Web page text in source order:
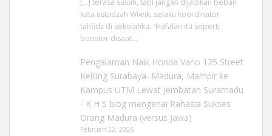
[…] terasa susah, tapi jangan dijadikan beban
kata ustadzah Wiwik, selaku koordinator
tahfidz di sekolahku. “Hafalan itu seperti
booster disaat…
Pengalaman Naik Honda Vario 125 Street
Keliling Surabaya–Madura, Mampir ke
Kampus UTM Lewat Jembatan Suramadu
- K H S blogmengenai Rahasia Sukses
Orang Madura (versus Jawa)
Februari 22, 2026